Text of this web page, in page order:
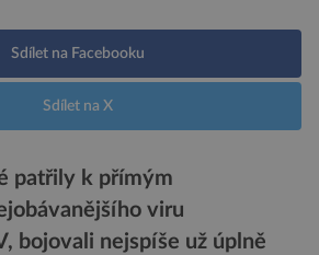
Sdílet na Facebooku
Sdílet na X
patřily k přímým
viru
bojovali nejspíše už úplně